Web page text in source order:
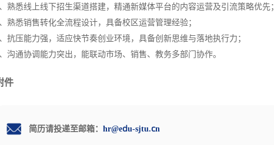
熟悉线上线下招生渠道搭建，精通新媒体平台的内容运营及引流策略优先；
熟悉销售转化全流程设计，具备校区运营管理经验；
抗压能力强，适应快节奏创业环境，具备创新思维与落地执行力；
沟通协调能力突出，能联动市场、销售、教务多部门协作。
件
简历请投递至邮箱： hr@edu-sjtu.cn